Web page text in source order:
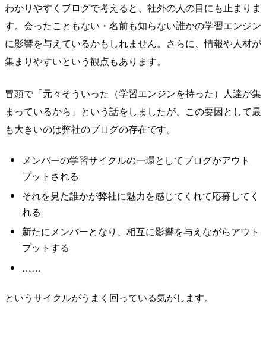
わかりやすくブログで考えると、社外の人の目にも止まりま
す。会ったこともない・名前も知らない誰かの学習エンジン
に影響を与えているかもしれません。さらに、情報や人材が
集まりやすいという観点もあります。
冒頭で「元々そういった（学習エンジンを持った）人達が集
まっているから」という話をしましたが、この要因として最
も大きいのは弊社のブログの存在です。
メンバーの学習サイクルの一環としてブログがアウト
プットされる
それを見た誰かが弊社に魅力を感じてくれて応募してく
れる
新たにメンバーとなり、相互に影響を与えながらアウト
プットする
……
というサイクルがうまく回っている気がします。